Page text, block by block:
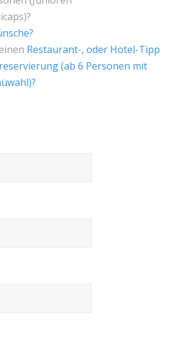
Restaurant-, oder Hotel-Tipp
(ab 6 Personen mit